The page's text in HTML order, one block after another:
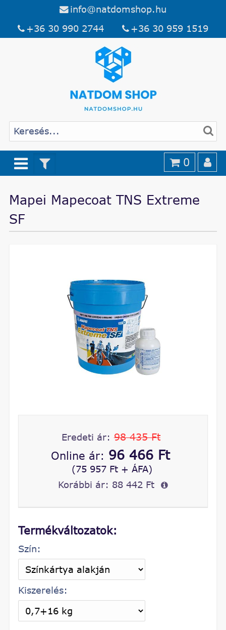
info@natdomshop.hu
+36 30 990 2744
+36 30 959 1519
0
Mapei Mapecoat TNS Extreme
SF
Eredeti ár: 98 435 Ft
Online ár: 96 466 Ft
(75 957 Ft + ÁFA)
Korábbi ár: 88 442 Ft
Termékváltozatok:
Szín:
Kiszerelés: